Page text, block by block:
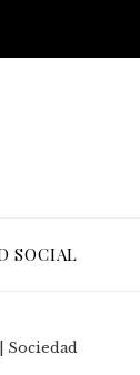
SOCIAL
Sociedad